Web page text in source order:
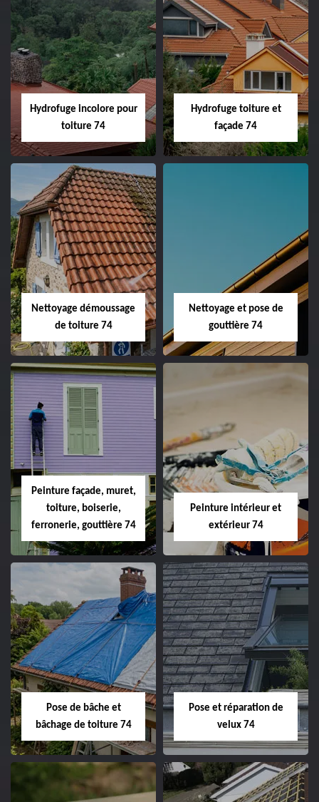
Hydrofuge incolore pour
toiture 74
Hydrofuge toiture et
façade 74
Nettoyage démoussage
de toiture 74
Nettoyage et pose de
gouttière 74
Peinture façade, muret,
toiture, boiserie,
ferronerie, gouttière 74
Peinture intérieur et
extérieur 74
Pose de bâche et
bâchage de toiture 74
Pose et réparation de
velux 74